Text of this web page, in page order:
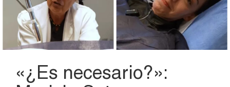
«¿Es necesario?»: